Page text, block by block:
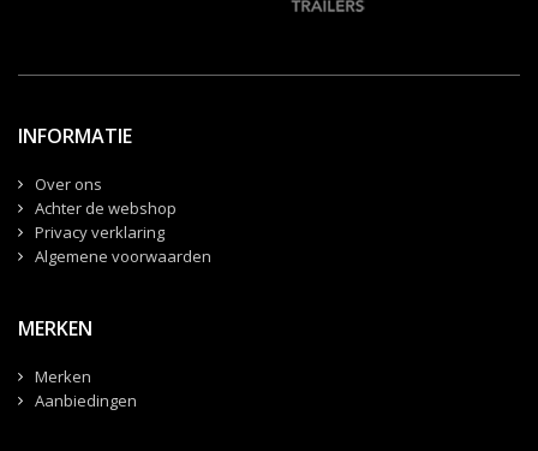
INFORMATIE
Over ons
Achter de webshop
Privacy verklaring
Algemene voorwaarden
MERKEN
Merken
Aanbiedingen